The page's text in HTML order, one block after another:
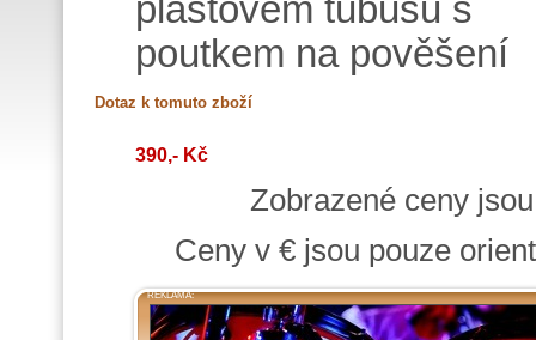
plastovém tubusu s
poutkem na pověšení
390,- Kč
Zobrazené ceny
Ceny v € jsou pouze
REKLAMA: